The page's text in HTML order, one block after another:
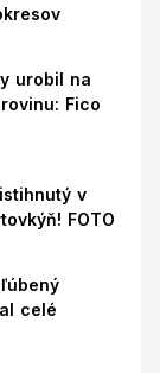
urobil na
Fico
v
FOTO
celé